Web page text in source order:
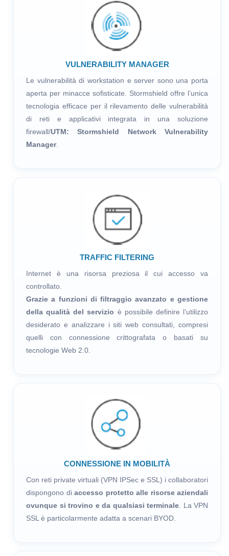
VULNERABILITY MANAGER
Le vulnerabilità di workstation e server sono una porta
aperta per minacce sofisticate. Stormshield offre l’unica
tecnologia efficace per il rilevamento delle vulnerabilità
di reti e applicativi integrata in una soluzione
firewall/UTM: Stormshield Network Vulnerability
Manager.
TRAFFIC FILTERING
Internet è una risorsa preziosa il cui accesso va
controllato.
Grazie a funzioni di filtraggio avanzato e gestione
della qualità del servizio è possibile definire l’utilizzo
desiderato e analizzare i siti web consultati, compresi
quelli con connessione crittografata o basati su
tecnologie Web 2.0.
CONNESSIONE IN MOBILITÀ
Con reti private virtuali (VPN IPSec e SSL) i collaboratori
dispongono di accesso protetto alle risorse aziendali
ovunque si trovino e da qualsiasi terminale . La VPN
SSL è particolarmente adatta a scenari BYOD.